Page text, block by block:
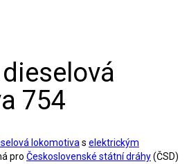
754
lokomotivas elektrickým
pro Československé státní dráhy(ČSD)